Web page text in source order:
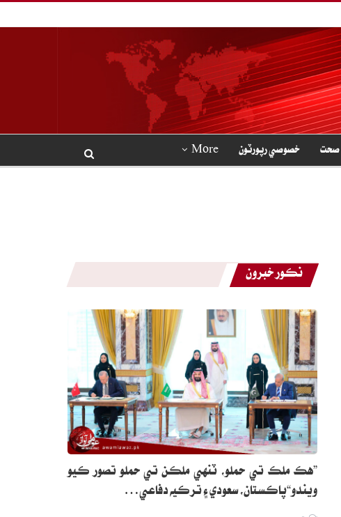
صحت خصوصي رپورٽون More
نڪور خبرون
”هڪ ملڪ تي حملو، ٽنهي ملڪن تي حملو تصور ڪيو
ويندو“پاڪستان، سعودي ۽ ترڪيه دفاعي…